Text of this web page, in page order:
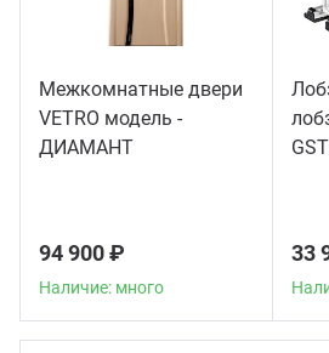
Межкомнатные двери
VETRO модель -
ДИАМАНТ
94 900 ₽
Наличие: много
33